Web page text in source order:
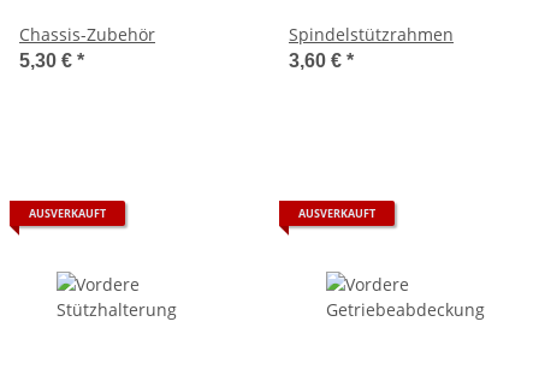
Chassis-Zubehör
5,30 € *
Spindelstützrahmen
3,60 € *
AUSVERKAUFT AUSVERKAUFT